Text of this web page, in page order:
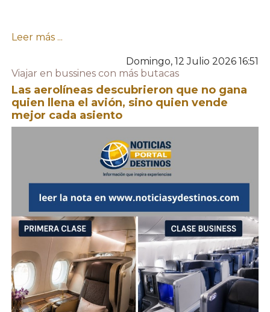
Leer más ...
Domingo, 12 Julio 2026 16:51
Viajar en bussines con más butacas
Las aerolíneas descubrieron que no gana
quien llena el avión, sino quien vende
mejor cada asiento